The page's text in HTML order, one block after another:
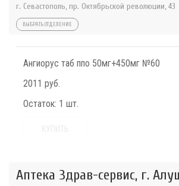
г. Севастополь, пр. Октябрьской революции, 43
ВЫБРАТЬ ОТДЕЛЕНИЕ
Ангиорус таб ппо 50мг+450мг №60
2011 руб.
Остаток: 1 шт.
Аптека Здрав-сервис, г.